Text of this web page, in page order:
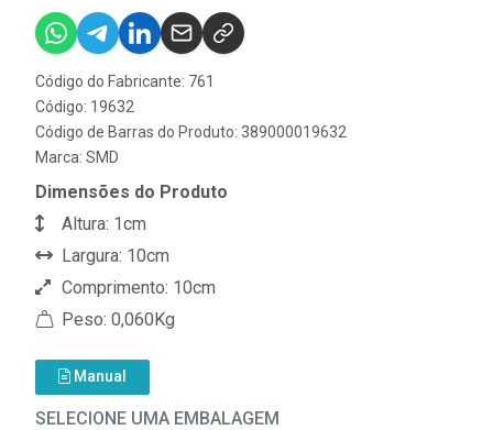
Código do Fabricante: 761
Código: 19632
Código de Barras do Produto: 389000019632
Marca: SMD
Dimensões do Produto
Altura: 1cm
Largura: 10cm
Comprimento: 10cm
Peso: 0,060Kg
Manual
SELECIONE UMA EMBALAGEM